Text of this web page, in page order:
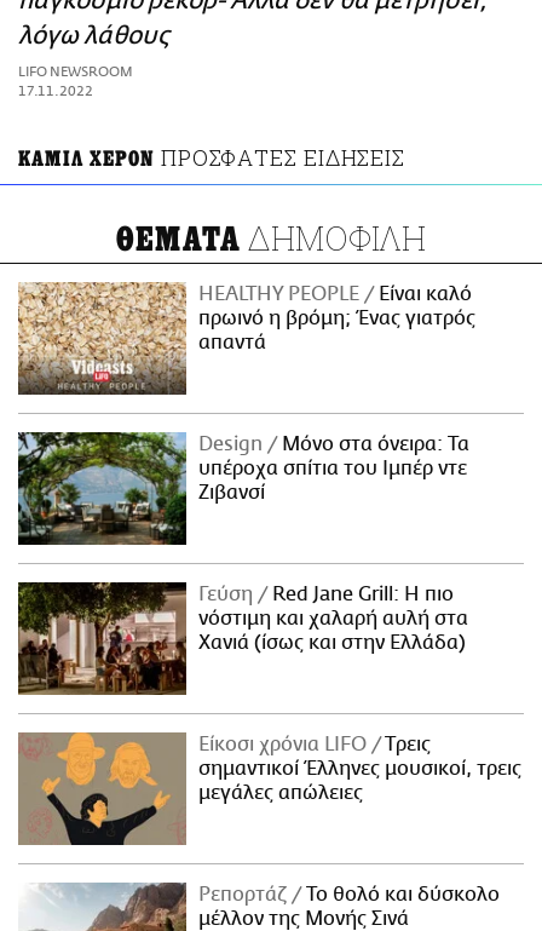
ΑΜΠΑ
PRINT
λόγω λάθους
LIFO NEWSROOM
17.11.2022
ΚΑΜΙΛ ΧΕΡΟΝ ΠΡΟΣΦΑΤΕΣ ΕΙΔΗΣΕΙΣ
ΘΕΜΑΤΑ ΔΗΜΟΦΙΛΗ
HEALTHY PEOPLE
Είναι καλό
πρωινό η βρόμη; Ένας γιατρός
απαντά
Design
Μόνο στα όνειρα: Τα
υπέροχα σπίτια του Ιμπέρ ντε
Ζιβανσί
Γεύση
Red Jane Grill: Η πιο
νόστιμη και χαλαρή αυλή στα
Χανιά (ίσως και στην Ελλάδα)
Είκοσι χρόνια LIFO
Tρεις
σημαντικοί Έλληνες μουσικοί, τρεις
μεγάλες απώλειες
Ρεπορτάζ
Το θολό και δύσκολο
μέλλον της Μονής Σινά